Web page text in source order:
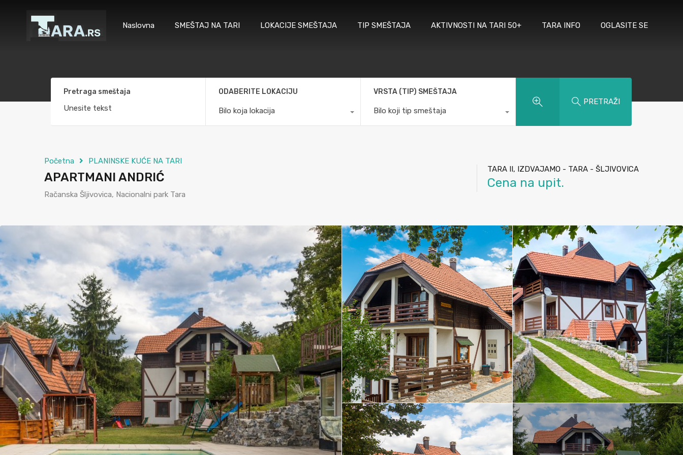
Naslovna SMEŠTAJ NA TARI LOKACIJE SMEŠTAJA TIP SMEŠTAJA AKTIVNOSTI NA TARI 50+ TARA INFO OGLASITE SE
Pretraga smeštaja ODABERITE LOKACIJU
Bilo koja lokacija
VRSTA (TIP) SMEŠTAJA
Bilo koji tip smeštaja
PRETRAŽI
Početna PLANINSKE KUĆE NA TARI
APARTMANI ANDRIĆ
Račanska Šljivovica, Nacionalni park Tara
TARA II, IZDVAJAMO - TARA - ŠLJIVOVICA
Cena na upit.